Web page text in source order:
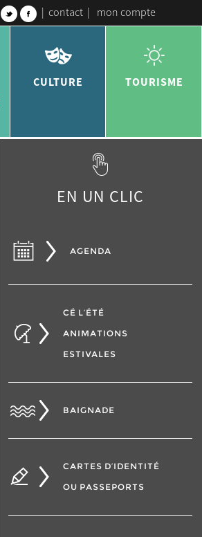
| contact | mon compte
CULTURE TOURISME
EN UN CLIC
AGENDA
CÉ L’ÉTÉ
ANIMATIONS
ESTIVALES
BAIGNADE
CARTES D’IDENTITÉ
OU PASSEPORTS